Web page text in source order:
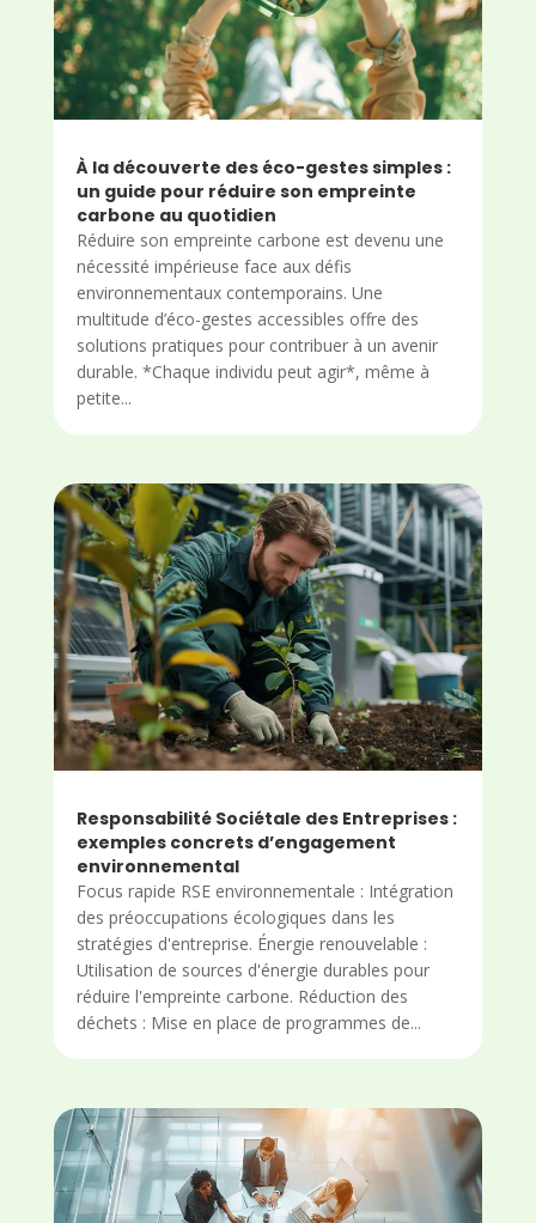
À la découverte des éco-gestes simples :
un guide pour réduire son empreinte
carbone au quotidien
Réduire son empreinte carbone est devenu une
nécessité impérieuse face aux défis
environnementaux contemporains. Une
multitude d’éco-gestes accessibles offre des
solutions pratiques pour contribuer à un avenir
durable. *Chaque individu peut agir*, même à
petite...
Responsabilité Sociétale des Entreprises :
exemples concrets d’engagement
environnemental
Focus rapide RSE environnementale : Intégration
des préoccupations écologiques dans les
stratégies d'entreprise. Énergie renouvelable :
Utilisation de sources d'énergie durables pour
réduire l'empreinte carbone. Réduction des
déchets : Mise en place de programmes de...